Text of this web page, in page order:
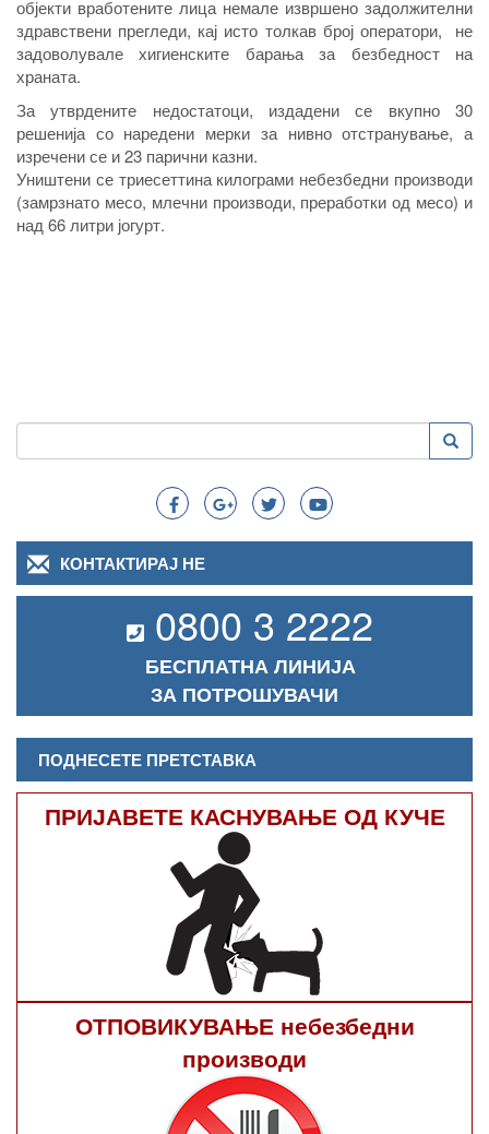
објекти вработените лица немале извршено задолжителни
здравствени прегледи, кај исто толкав број оператори, не
задоволувале хигиенските барања за безбедност на
храната.
За утврдените недостатоци, издадени се вкупно 30
решенија со наредени мерки за нивно отстранување, а
изречени се и 23 парични казни.
Уништени се триесеттина килограми небезбедни производи
(замрзнато месо, млечни производи, преработки од месо) и
над 66 литри јогурт.
Search
Пребарување
КОНТАКТИРАЈ НЕ
0800 3 2222
БЕСПЛАТНА ЛИНИЈА
ЗА ПОТРОШУВАЧИ
ПОДНЕСЕТЕ ПРЕТСТАВКА
ПРИЈАВЕТЕ КАСНУВАЊЕ ОД КУЧЕ
ОТПОВИКУВАЊЕ небезбедни
производи